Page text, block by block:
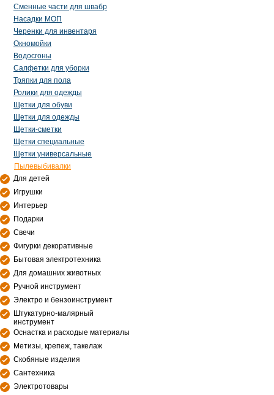
Сменные части для швабр
Насадки МОП
Черенки для инвентаря
Окномойки
Водосгоны
Салфетки для уборки
Тряпки для пола
Ролики для одежды
Щетки для обуви
Щетки для одежды
Щетки-сметки
Щетки специальные
Щетки универсальные
Пылевыбивалки
Для детей
Игрушки
Интерьер
Подарки
Свечи
Фигурки декоративные
Бытовая электротехника
Для домашних животных
Ручной инструмент
Электро и бензоинструмент
Штукатурно-малярный
инструмент
Оснастка и расходые материалы
Метизы, крепеж, такелаж
Скобяные изделия
Сантехника
Электротовары